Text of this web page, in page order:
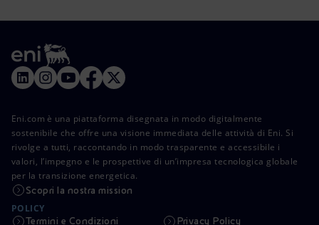
Eni.com è una piattaforma disegnata in modo digitalmente
sostenibile che offre una visione immediata delle attività di Eni. Si
rivolge a tutti, raccontando in modo trasparente e accessibile i
valori, l’impegno e le prospettive di un’impresa tecnologica globale
per la transizione energetica.
Scopri la nostra mission
POLICY
Termini e Condizioni Privacy Policy